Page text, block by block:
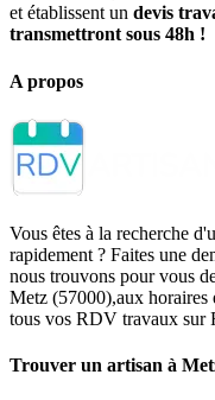
et établissent un devis
transmettront sous 48h !
A propos
Vous êtes à la recherche
rapidement ? Faites une
nous trouvons pour vous
Metz (57000),aux horaires
tous vos RDV travaux sur
Trouver un artisan à